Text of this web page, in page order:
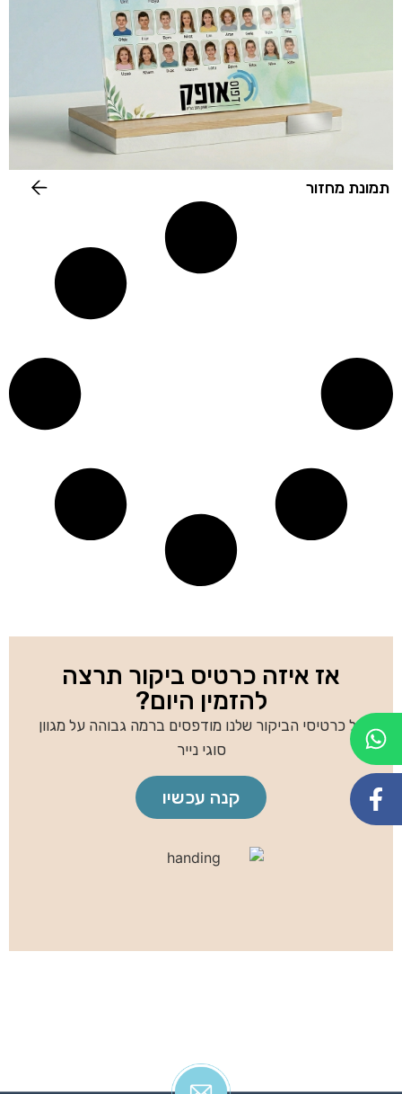
תמונת מחזור
אז איזה כרטיס ביקור תרצה
להזמין היום?
כל כרטיסי הביקור שלנו מודפסים ברמה גבוהה על מגוון
סוגי נייר
קנה עכשיו